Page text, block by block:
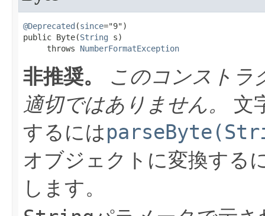
@Deprecated (since="9")
public Byte​(String s)
     throws
NumberFormatException
非推奨。
このコンストラ
適切ではありません。
文
するには
オブジェクトに変換する
します。